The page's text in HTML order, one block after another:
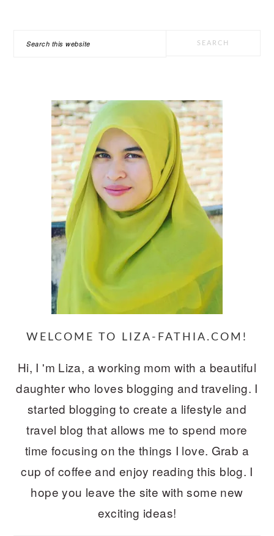
Search
WELCOME TO LIZA-FATHIA.COM!
Hi, I 'm Liza, a working mom with a beautiful
daughter who loves blogging and traveling. I
started blogging to create a lifestyle and
travel blog that allows me to spend more
time focusing on the things I love. Grab a
cup of coffee and enjoy reading this blog. I
hope you leave the site with some new
exciting ideas!